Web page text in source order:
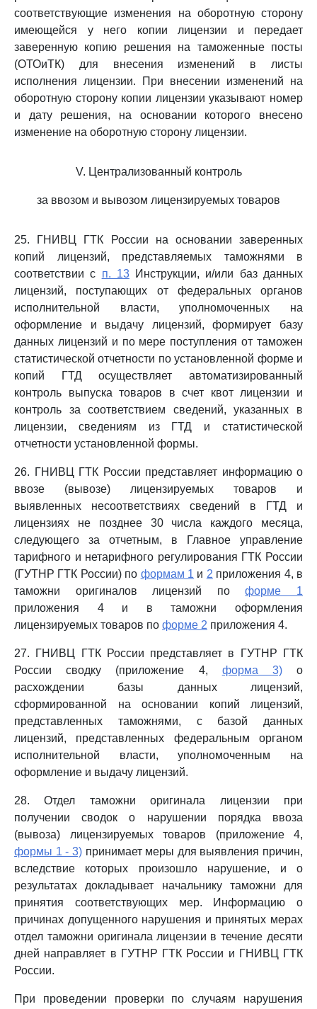
соответствующие изменения на оборотную сторону
имеющейся у него копии лицензии и передает
заверенную копию решения на таможенные посты
(ОТОиТК) для внесения изменений в листы
исполнения лицензии. При внесении изменений на
оборотную сторону копии лицензии указывают номер
и дату решения, на основании которого внесено
изменение на оборотную сторону лицензии.
V. Централизованный контроль
за ввозом и вывозом лицензируемых товаров
25. ГНИВЦ ГТК России на основании заверенных
копий лицензий, представляемых таможнями в
соответствии с п. 13Инструкции, и/или баз данных
лицензий, поступающих от федеральных органов
исполнительной власти, уполномоченных на
оформление и выдачу лицензий, формирует базу
данных лицензий и по мере поступления от таможен
статистической отчетности по установленной форме и
копий ГТД осуществляет автоматизированный
контроль выпуска товаров в счет квот лицензии и
контроль за соответствием сведений, указанных в
лицензии, сведениям из ГТД и статистической
отчетности установленной формы.
26. ГНИВЦ ГТК России представляет информацию о
ввозе (вывозе) лицензируемых товаров и
выявленных несоответствиях сведений в ГТД и
лицензиях не позднее 30 числа каждого месяца,
следующего за отчетным, в Главное управление
тарифного и нетарифного регулирования ГТК России
(ГУТНР ГТК России) по формам 1 и 2 приложения 4, в
таможни оригиналов лицензий поформе 1
приложения 4 и в таможни оформления
лицензируемых товаров по форме 2 приложения 4.
27. ГНИВЦ ГТК России представляет в ГУТНР ГТК
России сводку (приложение 4, форма 3)о
расхождении базы данных лицензий,
сформированной на основании копий лицензий,
представленных таможнями, с базой данных
лицензий, представленных федеральным органом
исполнительной власти, уполномоченным на
оформление и выдачу лицензий.
28. Отдел таможни оригинала лицензии при
получении сводок о нарушении порядка ввоза
(вывоза) лицензируемых товаров (приложение 4,
формы 1 - 3)принимает меры для выявления причин,
вследствие которых произошло нарушение, и о
результатах докладывает начальнику таможни для
принятия соответствующих мер. Информацию о
причинах допущенного нарушения и принятых мерах
отдел таможни оригинала лицензии в течение десяти
дней направляет в ГУТНР ГТК России и ГНИВЦ ГТК
России.
При проведении проверки по случаям нарушения